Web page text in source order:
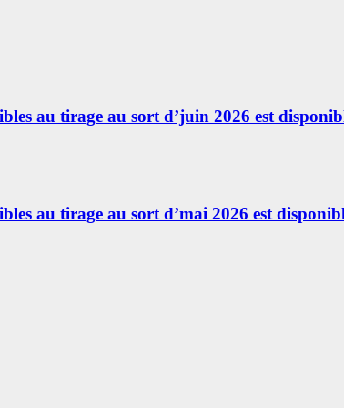
au tirage au sort d’juin 2026 est
au tirage au sort d’mai 2026 est